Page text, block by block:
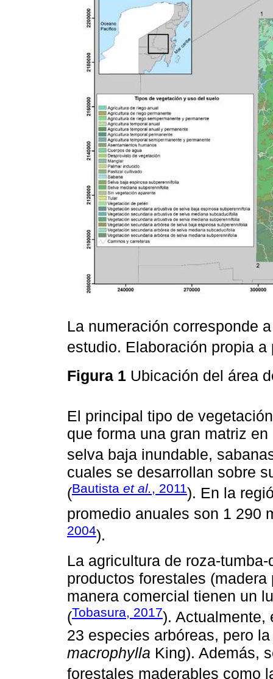
La numeración corresponde
estudio. Elaboración propia
Figura 1 Ubicación del área
El principal tipo de
que forma una gran matriz
selva baja inundable,
cuales se desarrollan sobre
(Bautista et al., 2011). En la
promedio anuales son 1 290
2004).
La agricultura de roza-
productos forestales
manera comercial tienen un
(Tobasura, 2017). Actualmente,
23 especies arbóreas, pero
macrophylla King). Además,
forestales maderables como